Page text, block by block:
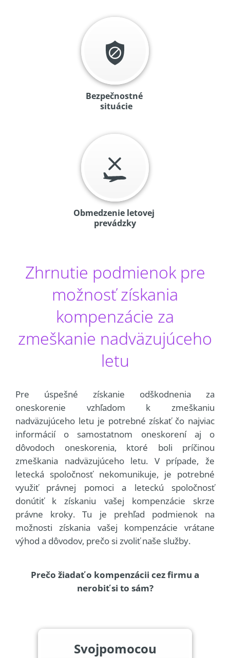
Bezpečnostné
situácie
Obmedzenie letovej
prevádzky
Zhrnutie podmienok pre
možnosť získania
kompenzácie za
zmeškanie nadväzujúceho
letu
Pre úspešné získanie odškodnenia za
oneskorenie vzhľadom k zmeškaniu
nadväzujúceho letu je potrebné získať čo najviac
informácií o samostatnom oneskorení aj o
dôvodoch oneskorenia, ktoré boli príčinou
zmeškania nadväzujúceho letu. V prípade, že
letecká spoločnosť nekomunikuje, je potrebné
využiť právnej pomoci a leteckú spoločnosť
donútiť k získaniu vašej kompenzácie skrze
právne kroky. Tu je prehľad podmienok na
možnosti získania vašej kompenzácie vrátane
výhod a dôvodov, prečo si zvoliť naše služby.
Prečo žiadať o kompenzácii cez firmu a
nerobiť si to sám?
Svojpomocou